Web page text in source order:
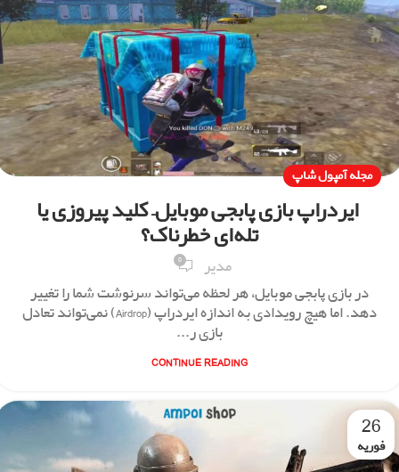
مجله آمپول شاپ
ایردراپ بازی پابجی موبایل– کلید پیروزی یا
تله‌ای خطرناک؟
مدیر 0
در بازی پابجی موبایل، هر لحظه می‌تواند سرنوشت شما را تغییر
دهد. اما هیچ رویدادی به اندازه ایردراپ (Airdrop) نمی‌تواند تعادل
بازی ر...
CONTINUE READING
26
فوریه